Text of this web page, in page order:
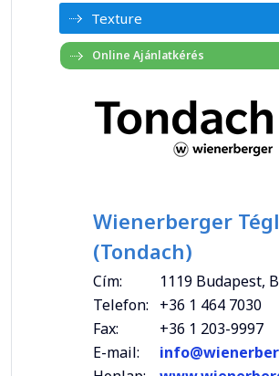
Texture
Wienerberger
(Tondach)
Cím:
1119 Budapest,
Telefon:
+36 1 464 7030
Fax:
+36 1 203-9997
E-mail: